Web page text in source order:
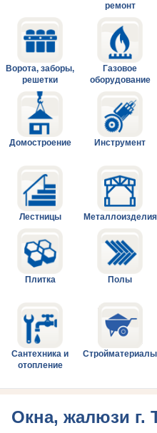
ремонт
Ворота, заборы,
решетки
Газовое
оборудование
Домостроение Инструмент
Лестницы Металлоизделия
Плитка Полы
Сантехника и
отопление
Стройматериалы
Окна, жалюзи г.